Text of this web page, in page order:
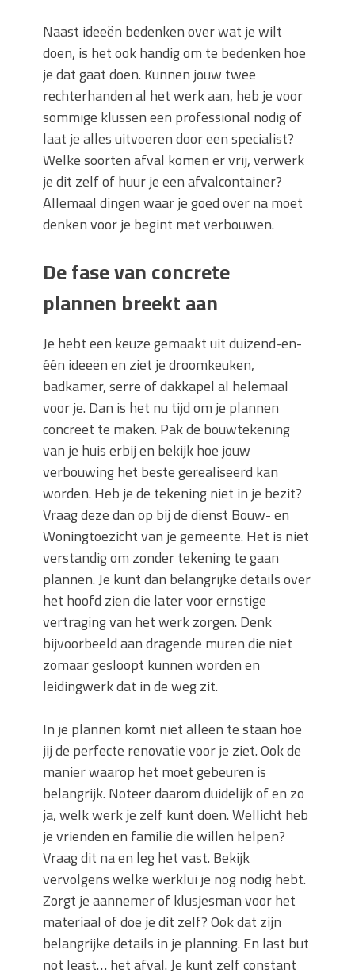
Naast ideeën bedenken over wat je wilt
doen, is het ook handig om te bedenken hoe
je dat gaat doen. Kunnen jouw twee
rechterhanden al het werk aan, heb je voor
sommige klussen een professional nodig of
laat je alles uitvoeren door een specialist?
Welke soorten afval komen er vrij, verwerk
je dit zelf of huur je een afvalcontainer?
Allemaal dingen waar je goed over na moet
denken voor je begint met verbouwen.
De fase van concrete
plannen breekt aan
Je hebt een keuze gemaakt uit duizend-en-
één ideeën en ziet je droomkeuken,
badkamer, serre of dakkapel al helemaal
voor je. Dan is het nu tijd om je plannen
concreet te maken. Pak de bouwtekening
van je huis erbij en bekijk hoe jouw
verbouwing het beste gerealiseerd kan
worden. Heb je de tekening niet in je bezit?
Vraag deze dan op bij de dienst Bouw- en
Woningtoezicht van je gemeente. Het is niet
verstandig om zonder tekening te gaan
plannen. Je kunt dan belangrijke details over
het hoofd zien die later voor ernstige
vertraging van het werk zorgen. Denk
bijvoorbeeld aan dragende muren die niet
zomaar gesloopt kunnen worden en
leidingwerk dat in de weg zit.
In je plannen komt niet alleen te staan hoe
jij de perfecte renovatie voor je ziet. Ook de
manier waarop het moet gebeuren is
belangrijk. Noteer daarom duidelijk of en zo
ja, welk werk je zelf kunt doen. Wellicht heb
je vrienden en familie die willen helpen?
Vraag dit na en leg het vast. Bekijk
vervolgens welke werklui je nog nodig hebt.
Zorgt je aannemer of klusjesman voor het
materiaal of doe je dit zelf? Ook dat zijn
belangrijke details in je planning. En last but
not least… het afval. Je kunt zelf constant